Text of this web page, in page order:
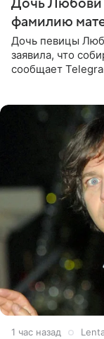
Дочь Любови
фамилию
Дочь певицы
заявила, что
сообщает
1 час назад